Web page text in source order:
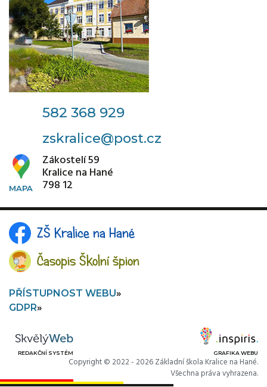
582 368 929
zskralice@post.cz
Zákostelí 59
Kralice na Hané
798 12
ZŠ Kralice na Hané
Časopis Školní špion
PŘÍSTUPNOST WEBU
GDPR
REDAKČNÍ SYSTÉM GRAFIKA WEBU
Copyright © 2022 - 2026 Základní škola Kralice na Hané.
Všechna práva vyhrazena.